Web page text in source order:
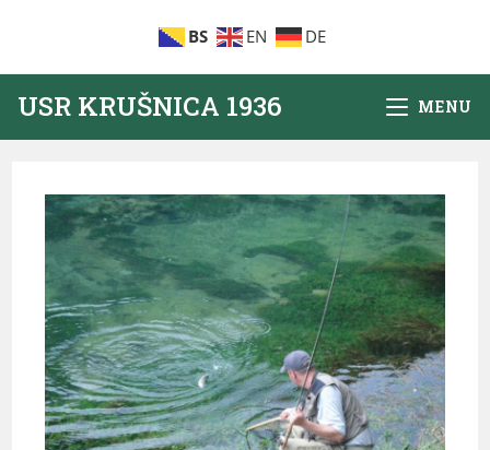
BS EN DE
USR KRUŠNICA 1936 MENU